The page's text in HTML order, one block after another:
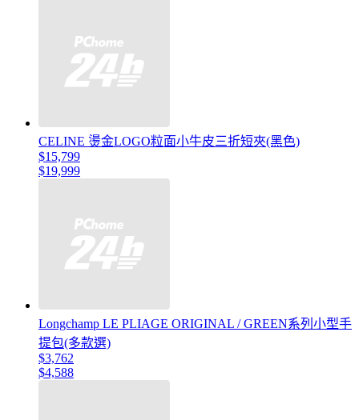
CELINE 燙金LOGO粒面小牛皮三折短夾(黑色)
$15,799
$19,999
Longchamp LE PLIAGE ORIGINAL / GREEN系列小型手
提包(多款選)
$3,762
$4,588